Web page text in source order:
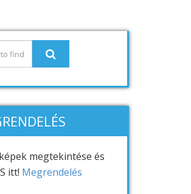
megtekintése és
itt! Megrendelés